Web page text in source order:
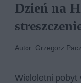
Dzień na
Autor: Grzegorz
Wieloletni pobyt